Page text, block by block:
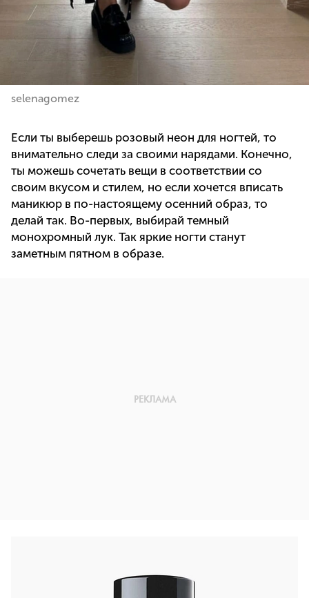
selenagomez
Если ты выберешь розовый неон для ногтей, то
внимательно следи за своими нарядами. Конечно,
ты можешь сочетать вещи в соответствии со
своим вкусом и стилем, но если хочется вписать
маникюр в по-настоящему осенний образ, то
делай так. Во-первых, выбирай темный
монохромный лук. Так яркие ногти станут
заметным пятном в образе.